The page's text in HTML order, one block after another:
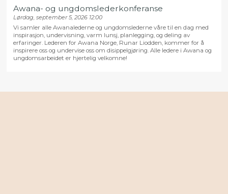
Awana- og ungdomslederkonferanse
Lørdag, september 5, 2026 12:00
Vi samler alle Awanalederne og ungdomslederne våre til en dag med
inspirasjon, undervisning, varm lunsj, planlegging, og deling av
erfaringer. Lederen for Awana Norge, Runar Liodden, kommer for å
inspirere oss og undervise oss om disippelgjøring. Alle ledere i Awana og
ungdomsarbeidet er hjertelig velkomne!